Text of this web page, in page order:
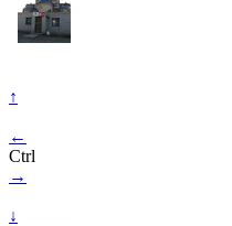
↑
←
Ctrl
→
↓